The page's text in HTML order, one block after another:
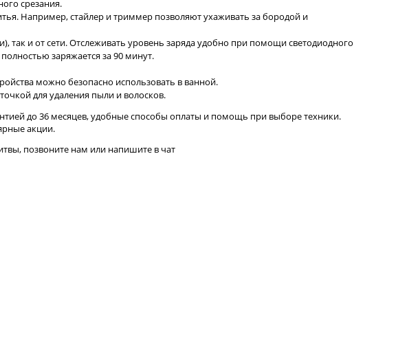
срезания.
Например, стайлер и триммер позволяют ухаживать за бородой и
так и от сети. Отслеживать уровень заряда удобно при помощи светодиодного
заряжается за 90 минут.
можно безопасно использовать в ванной.
для удаления пыли и волосков.
до 36 месяцев, удобные способы оплаты и помощь при выборе техники.
акции.
позвоните нам или напишите в чат